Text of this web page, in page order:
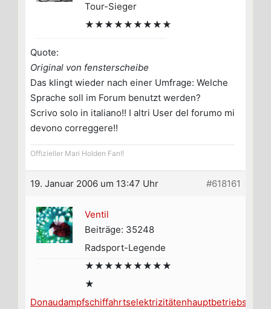
Tour-Sieger
★★★★★★★★★
Quote:
Original von fensterscheibe
Das klingt wieder nach einer Umfrage: Welche
Sprache soll im Forum benutzt werden?
Scrivo solo in italiano!! I altri User del forumo mi
devono correggere!!
Offizieller Mari Holden Fan!!
19. Januar 2006 um 13:47 Uhr #618161
Ventil
Beiträge: 35248
Radsport-Legende
★★★★★★★★★
★